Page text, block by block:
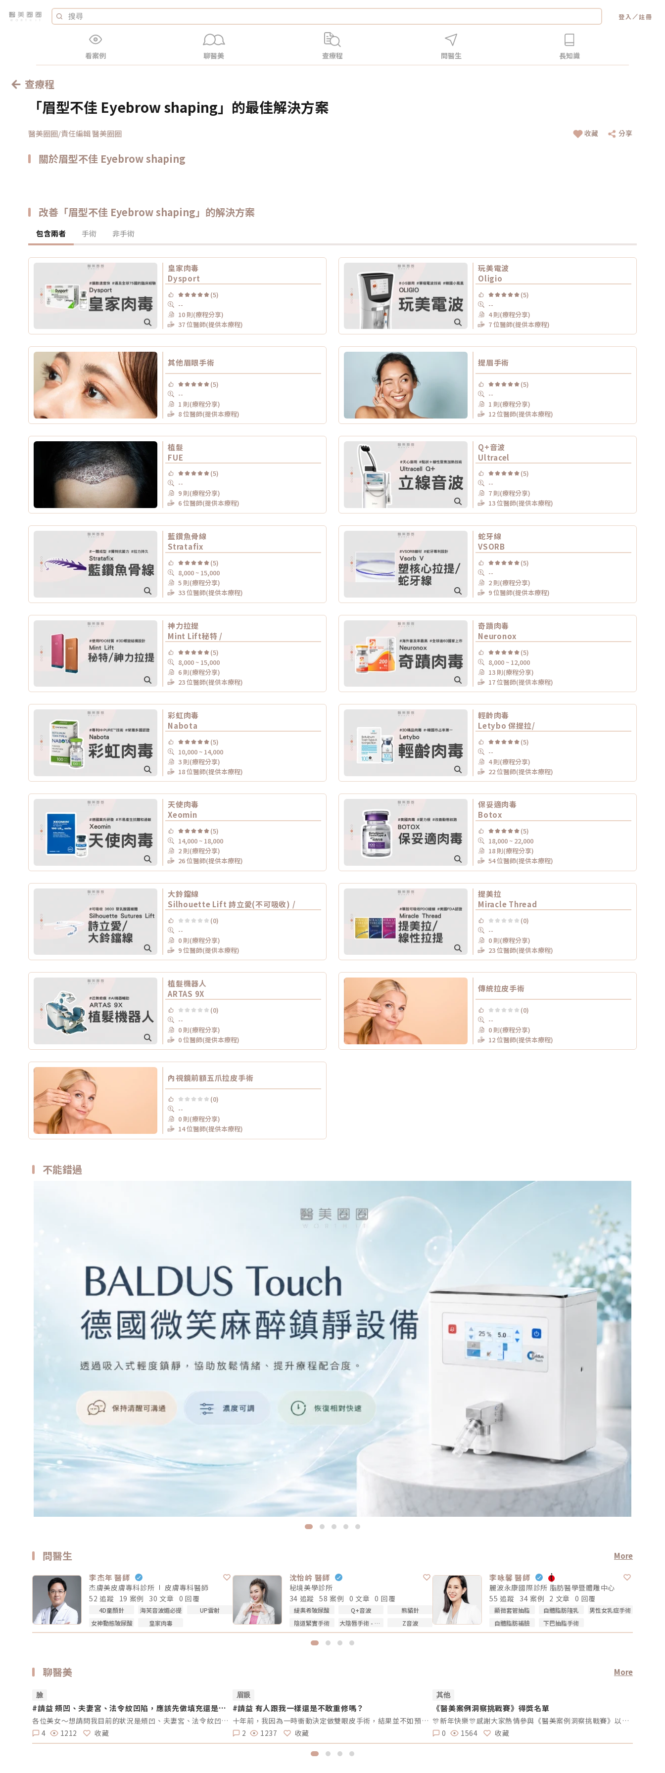
登入 ／註冊
看案例 聊醫美 查療程 問醫生 長知識
查療程
「眉型不佳 Eyebrow shaping」的最佳解決方案
醫美圈圈/責任編輯 醫美圈圈 收藏 分享
關於眉型不佳 Eyebrow shaping
改善「眉型不佳 Eyebrow shaping」的解決方案
包含兩者 手術 非手術
皇家肉毒
Dysport
(5)
--
10 則(療程分享)
37 位醫師(提供本療程)
玩美電波
Oligio
(5)
--
4 則(療程分享)
7 位醫師(提供本療程)
其他眉眼手術
(5)
--
1 則(療程分享)
8 位醫師(提供本療程)
提眉手術
(5)
--
1 則(療程分享)
12 位醫師(提供本療程)
植髮
FUE
(5)
--
9 則(療程分享)
6 位醫師(提供本療程)
Q+音波
Ultracel
(5)
--
7 則(療程分享)
13 位醫師(提供本療程)
藍鑽魚骨線
Stratafix
(5)
8,000 ~ 15,000
5 則(療程分享)
33 位醫師(提供本療程)
蛇牙線
VSORB
(5)
--
2 則(療程分享)
9 位醫師(提供本療程)
神力拉提
Mint Lift秘特 /
(5)
8,000 ~ 15,000
6 則(療程分享)
23 位醫師(提供本療程)
奇蹟肉毒
Neuronox
(5)
8,000 ~ 12,000
13 則(療程分享)
17 位醫師(提供本療程)
彩虹肉毒
Nabota
(5)
10,000 ~ 14,000
3 則(療程分享)
18 位醫師(提供本療程)
輕齡肉毒
Letybo 保提拉/
(5)
--
4 則(療程分享)
22 位醫師(提供本療程)
天使肉毒
Xeomin
(5)
14,000 ~ 18,000
2 則(療程分享)
26 位醫師(提供本療程)
保妥適肉毒
Botox
(5)
18,000 ~ 22,000
18 則(療程分享)
54 位醫師(提供本療程)
大鈴鐺線
Silhouette Lift 詩立愛(不可吸收) /
(0)
--
0 則(療程分享)
9 位醫師(提供本療程)
提美拉
Miracle Thread
(0)
--
0 則(療程分享)
23 位醫師(提供本療程)
植髮機器人
ARTAS 9X
(0)
--
0 則(療程分享)
0 位醫師(提供本療程)
傳統拉皮手術
(0)
--
0 則(療程分享)
12 位醫師(提供本療程)
內視鏡前額五爪拉皮手術
(0)
--
0 則(療程分享)
14 位醫師(提供本療程)
不能錯過
問醫生 More
李杰年 醫師
杰膚美皮膚專科診所 皮膚專科醫師
52 追蹤 19 案例 30 文章 0 回覆
4D童顏針 海芙音波媚必提
UP雷射
女神動態玻尿酸
皇家肉毒
沈怡岒 醫師
秘境美學診所
34 追蹤 58 案例 0 文章 0 回覆
緹奧希玻尿酸 Q+音波
熊貓針
陰道緊實手術
大陰唇手術 - 填補乾扁皺摺 Z音波
李咏馨 醫師
麗波永康國際診所 脂肪醫學暨體雕中心
55 追蹤 34 案例 2 文章 0 回覆
顯微套管抽脂 自體脂肪隆乳
男性女乳症手術
自體脂肪補臉
下巴抽脂手術
聊醫美 More
臉
#請益 頰凹、夫妻宮、法令紋凹陷，應該先做填充還是電
音波？
各位美女～想請問我目前的狀況是頰凹、夫妻宮、法令紋凹陷，去醫美診所諮詢，他是建議我電音波也要做，但療程下來要20萬左右，目前最困擾的是法令紋>頰凹>夫妻宮是先填充完再打電波嗎？還是先打電波再填充呢～～Â
4
1212 收藏
眉眼
#請益 有人跟我一樣還是不敢重修嗎？
十年前，我因為一時衝動決定做雙眼皮手術，結果並不如預期。兩邊的效果不對稱，一邊提了眼肌，一邊沒有。當時醫生說割寬一點會比較好看，但十年過去了，腫脹雖然消了，可是眼皮開始下垂，又讓我動了重修的念頭。但每次想到重修的風險、可能的失敗，以及花費，我就遲遲不敢行動。尤其看到一些人分享重修失敗的經驗，真的讓人害怕。現在的我，既想改善，又擔心失敗後會更加自卑。我很好奇，有沒有其他人也曾經面臨過類似的困擾？是什麼讓你們猶豫不決？是風險、費用，還是其他原因？這樣的修改方式更為自然，邀請大家分享自己的經歷和想法，而不是直接要求他們回答特定的問題。這樣可以讓討論更為自由和友好。
2
1237 收藏
其他
《醫美案例洞察挑戰賽》得獎名單
🎊新年快樂🎊感謝大家熱情參與《醫美案例洞察挑戰賽》以下為「專業評論獎得獎名單」、「活躍參與獎得獎者」及 「推薦好友獲獎者」！獎項將於 02/10（一）前陸續發放，請得獎者耐心等待小編通知💌還沒加入醫美圈圈官方LINE的朋友，記得趕快加入哦💖「點我加入醫美圈圈官方LINE」📢未來我們將舉辦更多有趣的活動，請持續關注，和我們一起探索醫美新知，解鎖更多驚喜獎勵✨ 專業評論獎《7-11購物金50元》 第一週得獎者 第二週得獎者 第三週得獎者 第四週得獎者 五 Timmy Cai 仁者 秦先生 Alita patty Er Yu 昱慧 Jenny T 仁者 秦先生 Er Yu Er Yu Er Yu Jenny T 仁者 仁者 秦先生 Alita Alita 秦先生 fff 小玲 Benson fff Lynnn Iris H MK 五 Jenny T fff 軒軒 軒軒 Chaowei Lynnn Jenny T Lynnn Alita Kimiko 活躍參與獎得獎者《7-11購物金100元》 仁者 Er Yu 秦先生 Alita 小玲 Jenny T Lynnn fff 推薦好友得獎者 獲得獎勵 仁者 LINE Points 10 點數 軒軒 LINE Points 5 點數 Chaowei LINE Points 10 點數
0
1564 收藏